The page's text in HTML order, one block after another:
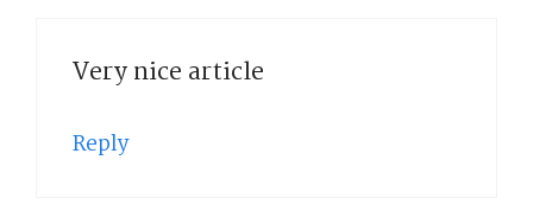
Very nice article
Reply